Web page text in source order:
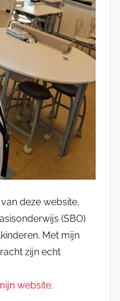
deze website,
(SBO)
Met mijn
zijn echt
website.